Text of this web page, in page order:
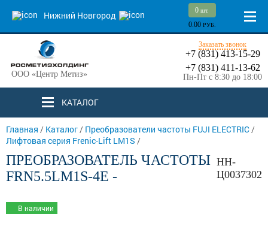
Нижний Новгород 0 шт.
0.00 РУБ.
ООО «Центр Метиз»
Заказать звонок
+7 (831) 413-15-29
+7 (831) 411-13-62
Пн-Пт с 8:30 до 18:00
КАТАЛОГ
Главная / Каталог/ Преобразователи частоты FUJI ELECTRIC/
Лифтовая серия Frenic-Lift LM1S /
ПРЕОБРАЗОВАТЕЛЬ ЧАСТОТЫ
FRN5.5LM1S-4E -
НН-
Ц0037302
В наличии